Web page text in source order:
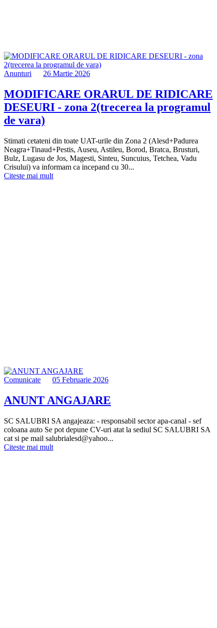
Anunturi 26 Martie 2026
MODIFICARE ORARUL DE RIDICARE
DESEURI - zona 2(trecerea la programul
de vara)
Stimati cetateni din toate UAT-urile din Zona 2 (Alesd+Padurea
Neagra+Tinaud+Pestis, Auseu, Astileu, Borod, Bratca, Brusturi,
Bulz, Lugasu de Jos, Magesti, Sinteu, Suncuius, Tetchea, Vadu
Crisului) va informam ca incepand cu 30...
Citeste mai mult
Comunicate 05 Februarie 2026
ANUNT ANGAJARE
SC SALUBRI SA angajeaza: - responsabil sector apa-canal - sef
coloana auto Se pot depune CV-uri atat la sediul SC SALUBRI SA
cat si pe mail salubrialesd@yahoo...
Citeste mai mult